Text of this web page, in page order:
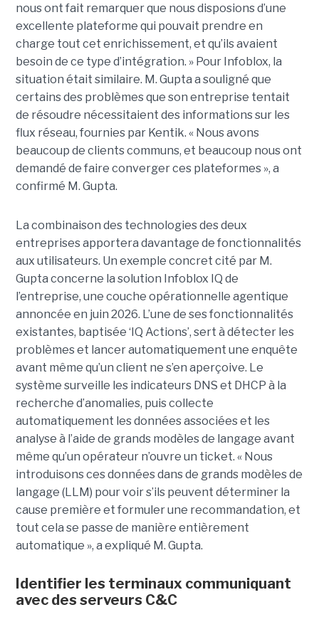
nous ont fait remarquer que nous disposions d’une
excellente plateforme qui pouvait prendre en
charge tout cet enrichissement, et qu’ils avaient
besoin de ce type d’intégration. » Pour Infoblox, la
situation était similaire. M. Gupta a souligné que
certains des problèmes que son entreprise tentait
de résoudre nécessitaient des informations sur les
flux réseau, fournies par Kentik. « Nous avons
beaucoup de clients communs, et beaucoup nous ont
demandé de faire converger ces plateformes », a
confirmé M. Gupta.
La combinaison des technologies des deux
entreprises apportera davantage de fonctionnalités
aux utilisateurs. Un exemple concret cité par M.
Gupta concerne la solution Infoblox IQ de
l’entreprise, une couche opérationnelle agentique
annoncée en juin 2026. L’une de ses fonctionnalités
existantes, baptisée ‘IQ Actions’, sert à détecter les
problèmes et lancer automatiquement une enquête
avant même qu’un client ne s’en aperçoive. Le
système surveille les indicateurs DNS et DHCP à la
recherche d’anomalies, puis collecte
automatiquement les données associées et les
analyse à l’aide de grands modèles de langage avant
même qu’un opérateur n’ouvre un ticket. « Nous
introduisons ces données dans de grands modèles de
langage (LLM) pour voir s’ils peuvent déterminer la
cause première et formuler une recommandation, et
tout cela se passe de manière entièrement
automatique », a expliqué M. Gupta.
Identifier les terminaux communiquant
avec des serveurs C&C